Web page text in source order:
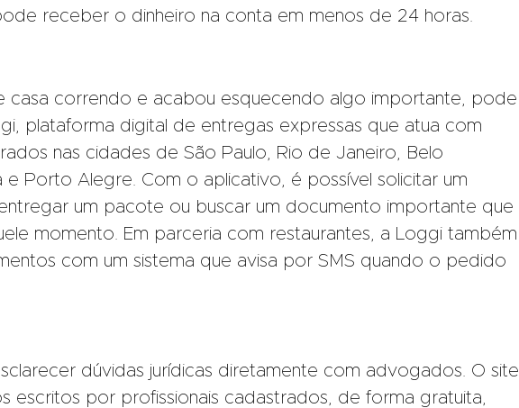
receber o dinheiro na conta em menos de 24 horas.
casa correndo e acabou esquecendo algo importante, pode
plataforma digital de entregas expressas que atua com
nas cidades de São Paulo, Rio de Janeiro, Belo
e Porto Alegre. Com o aplicativo, é possível solicitar um
um pacote ou buscar um documento importante que
momento. Em parceria com restaurantes, a Loggi também
com um sistema que avisa por SMS quando o pedido
dúvidas jurídicas diretamente com advogados. O site
escritos por profissionais cadastrados, de forma gratuita,